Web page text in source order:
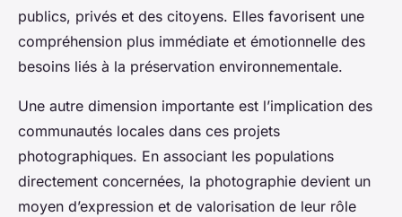
publics, privés et des citoyens. Elles favorisent une
compréhension plus immédiate et émotionnelle des
besoins liés à la préservation environnementale.
Une autre dimension importante est l’implication des
communautés locales dans ces projets
photographiques. En associant les populations
directement concernées, la photographie devient un
moyen d’expression et de valorisation de leur rôle